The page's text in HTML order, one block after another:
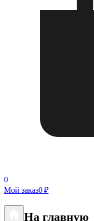
0
Мой заказ0 ₽
На главную